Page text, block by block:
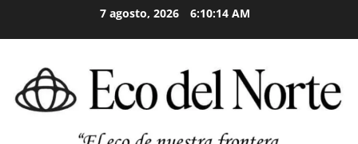
7 agosto, 2026 6:10:15 AM